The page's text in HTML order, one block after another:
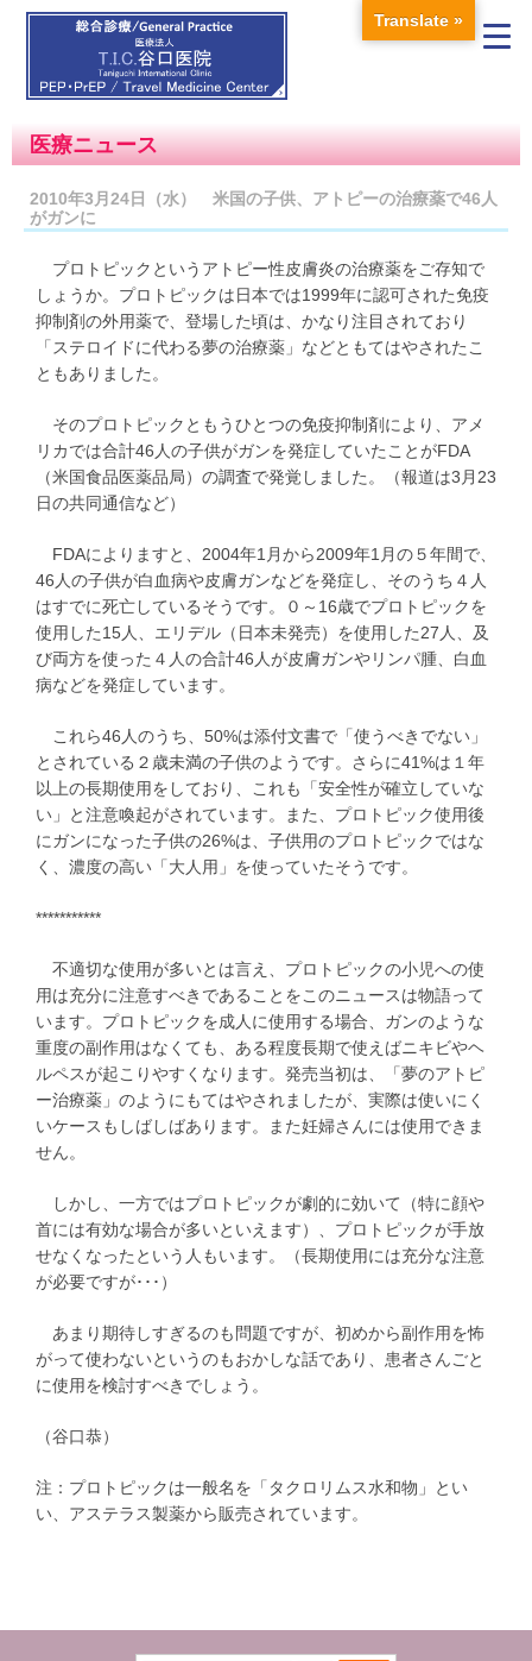
医療ニュース
2010年3月24日（水） 米国の子供、アトピーの治療薬で46人
がガンに
プロトピックというアトピー性皮膚炎の治療薬をご存知で
しょうか。プロトピックは日本では1999年に認可された免疫
抑制剤の外用薬で、登場した頃は、かなり注目されており
「ステロイドに代わる夢の治療薬」などともてはやされたこ
ともありました。
そのプロトピックともうひとつの免疫抑制剤により、アメ
リカでは合計46人の子供がガンを発症していたことがFDA
（米国食品医薬品局）の調査で発覚しました。（報道は3月23
日の共同通信など）
FDAによりますと、2004年1月から2009年1月の５年間で、
46人の子供が白血病や皮膚ガンなどを発症し、そのうち４人
はすでに死亡しているそうです。０～16歳でプロトピックを
使用した15人、エリデル（日本未発売）を使用した27人、及
び両方を使った４人の合計46人が皮膚ガンやリンパ腫、白血
病などを発症しています。
これら46人のうち、50%は添付文書で「使うべきでない」
とされている２歳未満の子供のようです。さらに41%は１年
以上の長期使用をしており、これも「安全性が確立していな
い」と注意喚起がされています。また、プロトピック使用後
にガンになった子供の26%は、子供用のプロトピックではな
く、濃度の高い「大人用」を使っていたそうです。
***********
不適切な使用が多いとは言え、プロトピックの小児への使
用は充分に注意すべきであることをこのニュースは物語って
います。プロトピックを成人に使用する場合、ガンのような
重度の副作用はなくても、ある程度長期で使えばニキビやヘ
ルペスが起こりやすくなります。発売当初は、「夢のアトピ
ー治療薬」のようにもてはやされましたが、実際は使いにく
いケースもしばしばあります。また妊婦さんには使用できま
せん。
しかし、一方ではプロトピックが劇的に効いて（特に顔や
首には有効な場合が多いといえます）、プロトピックが手放
せなくなったという人もいます。（長期使用には充分な注意
が必要ですが･･･）
あまり期待しすぎるのも問題ですが、初めから副作用を怖
がって使わないというのもおかしな話であり、患者さんごと
に使用を検討すべきでしょう。
（谷口恭）
注：プロトピックは一般名を「タクロリムス水和物」とい
い、アステラス製薬から販売されています。
Translate »